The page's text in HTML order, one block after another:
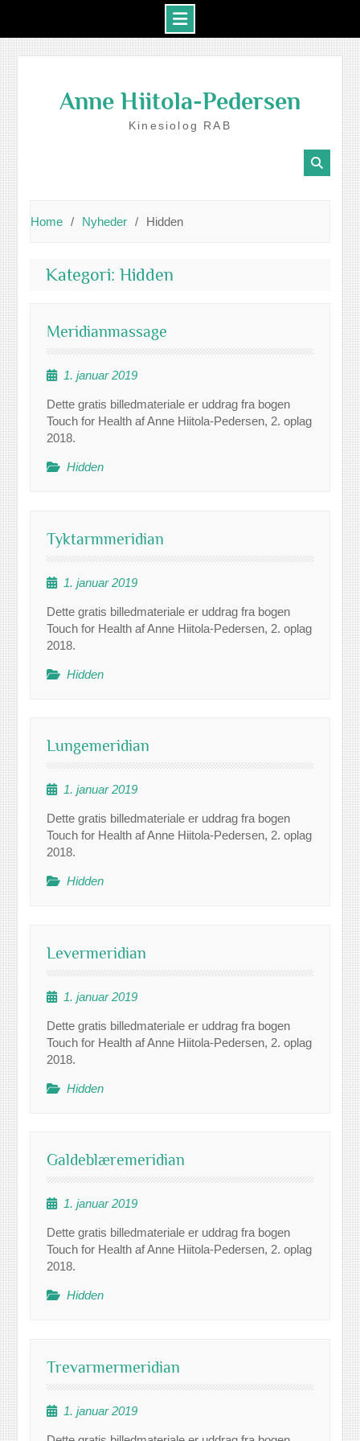
contentAnne Hiitola-Pedersen
Kinesiolog RAB
Home Nyheder Hidden
Kategori:Hidden
Meridianmassage
1. januar 2019
Dette gratis billedmateriale er uddrag fra bogen
Touch for Health af Anne Hiitola-Pedersen, 2. oplag
2018.
Hidden
Tyktarmmeridian
1. januar 2019
Dette gratis billedmateriale er uddrag fra bogen
Touch for Health af Anne Hiitola-Pedersen, 2. oplag
2018.
Hidden
Lungemeridian
1. januar 2019
Dette gratis billedmateriale er uddrag fra bogen
Touch for Health af Anne Hiitola-Pedersen, 2. oplag
2018.
Hidden
Levermeridian
1. januar 2019
Dette gratis billedmateriale er uddrag fra bogen
Touch for Health af Anne Hiitola-Pedersen, 2. oplag
2018.
Hidden
Galdeblæremeridian
1. januar 2019
Dette gratis billedmateriale er uddrag fra bogen
Touch for Health af Anne Hiitola-Pedersen, 2. oplag
2018.
Hidden
Trevarmermeridian
1. januar 2019